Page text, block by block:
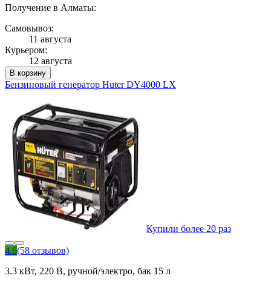
Получение в Алматы:
Самовывоз:
11 августа
Курьером:
12 августа
В корзину
Бензиновый генератор Huter DY4000 LX
Купили более 20 раз
4.6(58 отзывов)
3.3 кВт, 220 В, ручной/электро, бак 15 л